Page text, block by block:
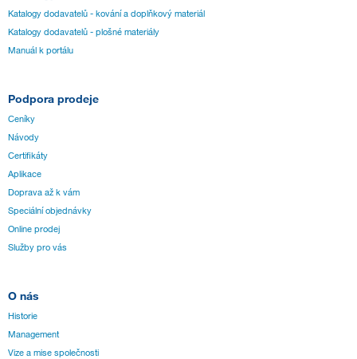
Katalogy dodavatelů - kování a doplňkový materiál
Katalogy dodavatelů - plošné materiály
Manuál k portálu
Podpora prodeje
Ceníky
Návody
Certifikáty
Aplikace
Doprava až k vám
Speciální objednávky
Online prodej
Služby pro vás
O nás
Historie
Management
Vize a mise společnosti